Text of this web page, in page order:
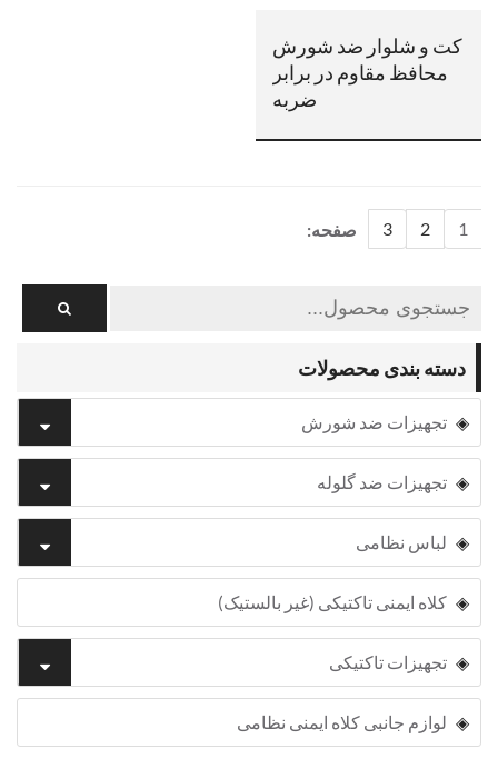
کت و شلوار ضد شورش
محافظ مقاوم در برابر
ضربه
1
2
3 صفحه:
دسته بندی محصولات
تجهیزات ضد شورش
تجهیزات ضد گلوله
لباس نظامی
کلاه ایمنی تاکتیکی (غیر بالستیک)
تجهیزات تاکتیکی
لوازم جانبی کلاه ایمنی نظامی